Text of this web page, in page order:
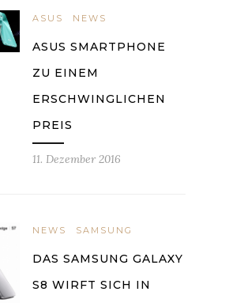
ASUS NEWS
ASUS SMARTPHONE
ZU EINEM
ERSCHWINGLICHEN
PREIS
11. Dezember 2016
NEWS SAMSUNG
DAS SAMSUNG GALAXY
S8 WIRFT SICH IN